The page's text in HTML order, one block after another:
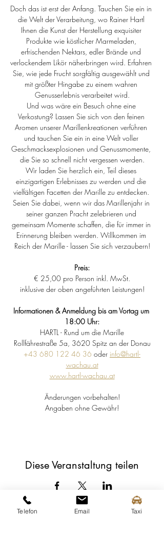
Doch das ist erst der Anfang. Tauchen Sie ein in
die Welt der Verarbeitung, wo Rainer Hartl
Ihnen die Kunst der Herstellung exquisiter
Produkte wie köstlicher Marmeladen,
erfrischenden Nektars, edler Brände und
verlockendem Likör näherbringen wird. Erfahren
Sie, wie jede Frucht sorgfältig ausgewählt und
mit größter Hingabe zu einem wahren
Genusserlebnis verarbeitet wird.
Und was wäre ein Besuch ohne eine
Verkostung? Lassen Sie sich von den feinen
Aromen unserer Marillenkreationen verführen
und tauchen Sie ein in eine Welt voller
Geschmacksexplosionen und Genussmomente,
die Sie so schnell nicht vergessen werden.
Wir laden Sie herzlich ein, Teil dieses
einzigartigen Erlebnisses zu werden und die
vielfältigen Facetten der Marille zu entdecken.
Seien Sie dabei, wenn wir das Marillenjahr in
seiner ganzen Pracht zelebrieren und
gemeinsam Momente schaffen, die für immer in
Erinnerung bleiben werden. Willkommen im
Reich der Marille - lassen Sie sich verzaubern!
Preis:
€ 25,00 pro Person inkl. MwSt.
inklusive der oben angeführten Leistungen!
Informationen & Anmeldung bis am Vortag um
18:00 Uhr:
HARTL - Rund um die Marille
Rollfährestraße 5a, 3620 Spitz an der Donau
+43 680 122 46 36 oder info@hartl-
wachau.at
www.hartl-wachau.at
Änderungen vorbehalten!
Angaben ohne Gewähr!
Diese Veranstaltung teilen
Telefon Email Taxi